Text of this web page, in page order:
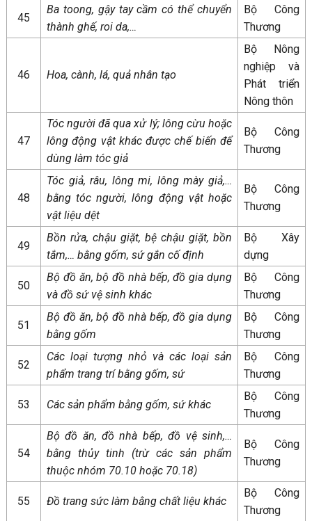
45
Ba toong, gậy tay cầm có thể chuyển
thành ghế, roi da,…
Bộ Công
Thương
46 Hoa, cành, lá, quả nhân tạo
Bộ Nông
nghiệp và
Phát triển
Nông thôn
47
Tóc người đã qua xử lý; lông cừu hoặc
lông động vật khác được chế biến để
dùng làm tóc giả
Bộ Công
Thương
48
Tóc giả, râu, lông mi, lông mày giả,…
bằng tóc người, lông động vật hoặc
vật liệu dệt
Bộ Công
Thương
49
Bồn rửa, chậu giặt, bệ chậu giặt, bồn
tắm,… bằng gốm, sứ gắn cố định
Bộ Xây
dựng
50
Bộ đồ ăn, bộ đồ nhà bếp, đồ gia dụng
và đồ sứ vệ sinh khác
Bộ Công
Thương
51
Bộ đồ ăn, bộ đồ nhà bếp, đồ gia dụng
bằng gốm
Bộ Công
Thương
52
Các loại tượng nhỏ và các loại sản
phẩm trang trí bằng gốm, sứ
Bộ Công
Thương
53 Các sản phẩm bằng gốm, sứ khác
Bộ Công
Thương
54
Bộ đồ ăn, đồ nhà bếp, đồ vệ sinh,…
bằng thủy tinh (trừ các sản phẩm
thuộc nhóm 70.10 hoặc 70.18)
Bộ Công
Thương
55 Đồ trang sức làm bằng chất liệu khác
Bộ Công
Thương